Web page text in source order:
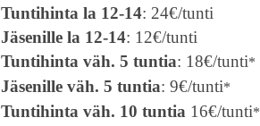
Tuntihinta la 12-14: 24€/tunti
Jäsenille la 12-14: 12€/tunti
Tuntihinta väh. 5 tuntia: 18€/tunti*
Jäsenille väh. 5 tuntia: 9€/tunti*
Tuntihinta väh. 10 tuntia 16€/tunti*